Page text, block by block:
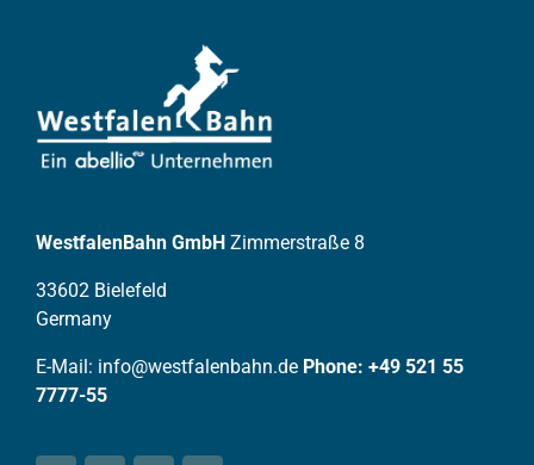
WestfalenBahn GmbH Zimmerstraße 8
33602 Bielefeld
Germany
E-Mail: info@westfalenbahn.de Phone: +49 521 55
7777-55